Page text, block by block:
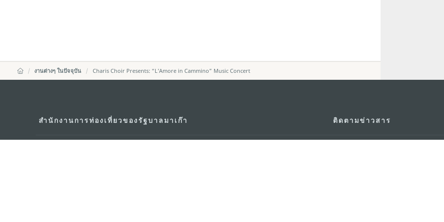
งานต่างๆ ในปัจจุบัน Charis Choir Presents: “L’Amore in Cammino” Music Concert
สำนักงานการท่องเที่ยวของรัฐบาลมาเก๊า ติดตามข่าวสาร